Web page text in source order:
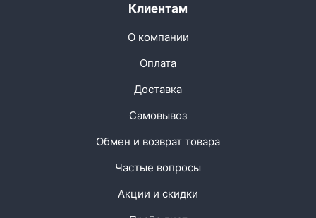
Клиентам
О компании
Оплата
Доставка
Самовывоз
Обмен и возврат товара
Частые вопросы
Акции и скидки